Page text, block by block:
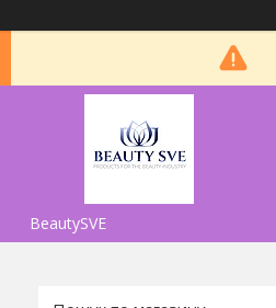
BeautySVE